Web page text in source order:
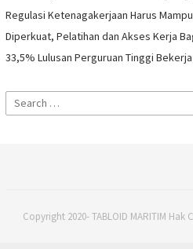
Regulasi Ketenagakerjaan Harus
Diperkuat, Pelatihan dan Akses Kerja
33,5% Lulusan Perguruan Tinggi
Search
for:
Copyright 2020- TABLOID MARITIM